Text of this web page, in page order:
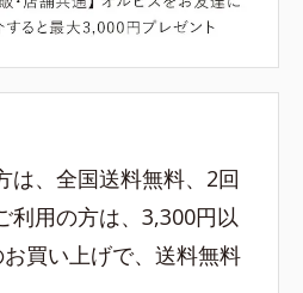
は、全国送料無料、2回
利用の方は、3,300円以
買い上げで、送料無料